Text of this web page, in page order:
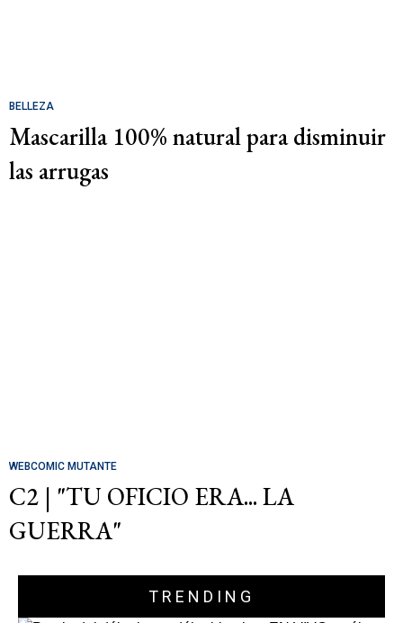
BELLEZA
Mascarilla 100% natural para disminuir
las arrugas
WEBCOMIC MUTANTE
C2 | "TU OFICIO ERA... LA
GUERRA"
TRENDING